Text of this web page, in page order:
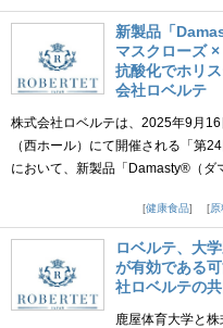
新製品「
マスクローズ
抗酸化でホリ
会社ロベルテ
株式会社ロベルテは、2025年9月
（西ホール）にて開催される「第
において、新製品「Damasty®（
健康食品
原
ロベルテ、大
が有効である
社ロベルテの
鹿屋体育大学と